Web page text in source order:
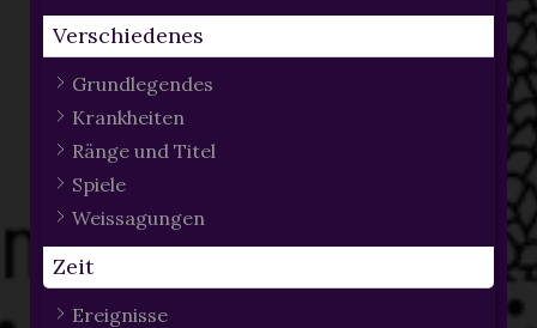
Verschiedenes
Grundlegendes
Krankheiten
Ränge und Titel
Spiele
Weissagungen
Zeit
Ereignisse